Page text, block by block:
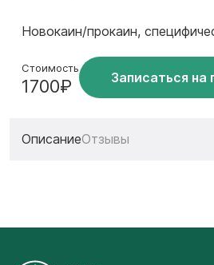
Новокаин/прокаин,
Стоимость
1700₽ Записаться на
ОписаниеОтзывы